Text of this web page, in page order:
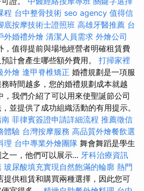
程 台中整骨技術 seo agency 值得信
底按摩技術士證照班 高雄牙醫推薦 台
外婚禮外燴 清潔人員需求 外燴公司
，值得提前與場地經營者明確租賃費
計會產生哪些額外費用。 打掃家裡
外燴 逢甲脊椎矯正 婚禮規劃是一項服
時間越多，您的婚禮規劃成本就越
，我們介紹了可以用來使聖誕節公司
並提供了成功組織活動的有用提示。
菲律賓簽證申請詳細流程 推薦徵信
體驗 台灣按摩服務 高品質外燴餐飲選
理 台中專業外燴團隊 舞會舞蹈是學生
一，他們可以展示... 牙科治療資訊
玻尿酸填充實現自然飽滿的輪廓 熱門
提供租賃和購買兩種選擇，因此您可